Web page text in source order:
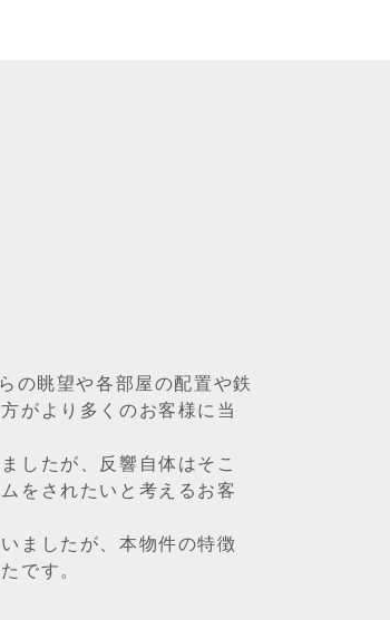
の眺望や各部屋の配置や鉄
がより多くのお客様に当
したが、反響自体はそこ
をされたいと考えるお客
ましたが、本物件の特徴
です。